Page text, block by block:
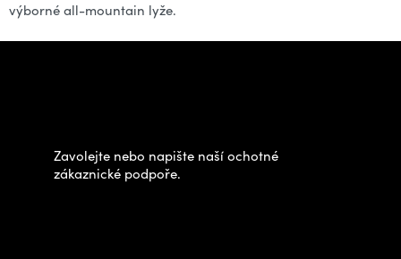
výborné all-mountain lyže.
Zavolejte nebo napište naší ochotné
zákaznické podpoře.